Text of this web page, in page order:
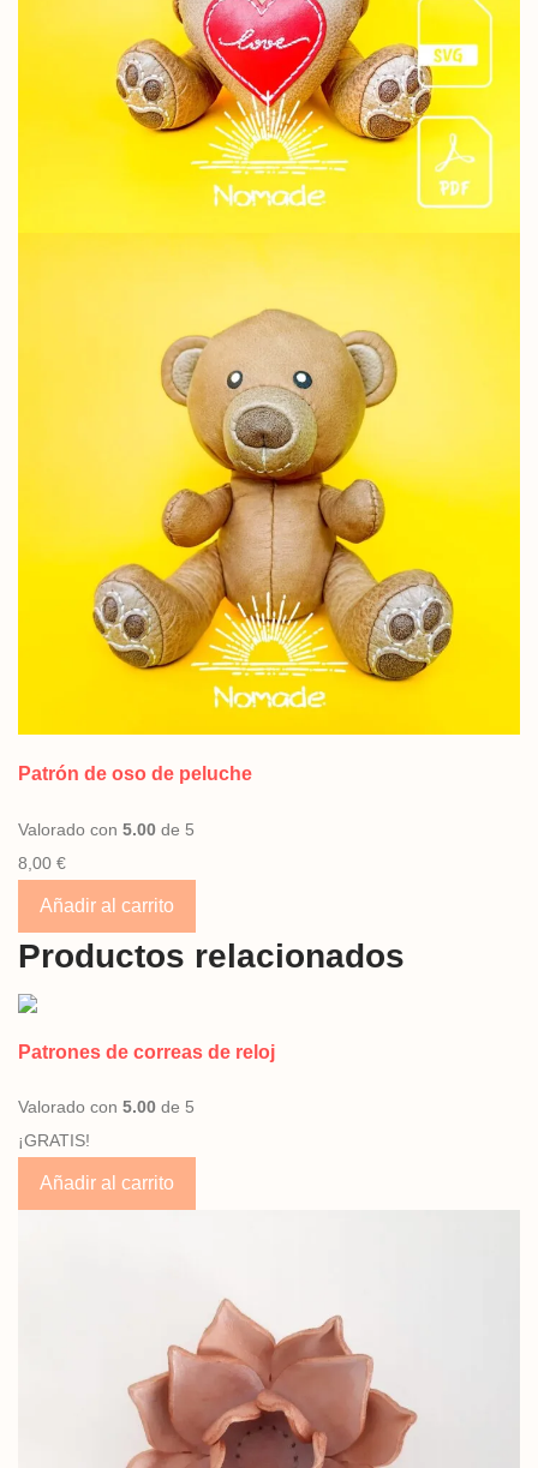
Patrón de oso de peluche
Valorado con 5.00 de 5
8,00 €
Añadir al carrito
Productos relacionados
Patrones de correas de reloj
Valorado con 5.00 de 5
¡GRATIS!
Añadir al carrito